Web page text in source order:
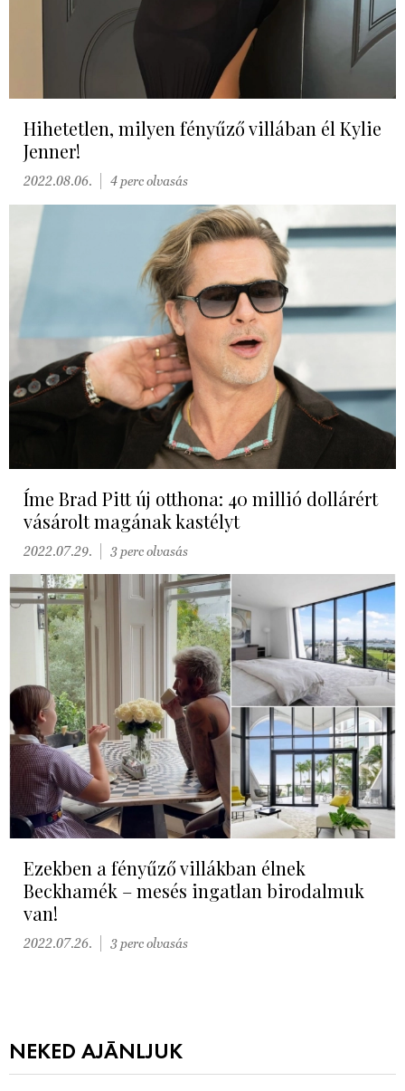
Hihetetlen, milyen fényűző villában él Kylie
Jenner!
2022.08.06. 4 perc olvasás
Íme Brad Pitt új otthona: 40 millió dollárért
vásárolt magának kastélyt
2022.07.29. 3 perc olvasás
Ezekben a fényűző villákban élnek
Beckhamék – mesés ingatlan birodalmuk
van!
2022.07.26. 3 perc olvasás
NEKED AJÁNLJUK